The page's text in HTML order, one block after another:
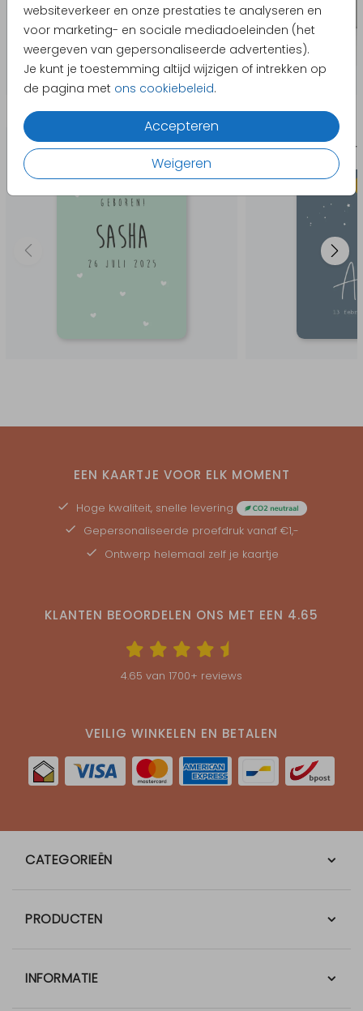
websiteverkeer en onze prestaties te analyseren en
voor marketing- en sociale mediadoeleinden (het
weergeven van gepersonaliseerde advertenties).
Je kunt je toestemming altijd wijzigen of intrekken op
de pagina met ons cookiebeleid.
Accepteren
Weigeren
Producten die hierop lijken
EEN KAARTJE VOOR ELK MOMENT
Hoge kwaliteit, snelle levering
Gepersonaliseerde proefdruk vanaf €1,-
Ontwerp helemaal zelf je kaartje
KLANTEN BEOORDELEN ONS MET EEN 4.65
4.65 van 1700+ reviews
VEILIG WINKELEN EN BETALEN
CATEGORIEËN
PRODUCTEN
INFORMATIE